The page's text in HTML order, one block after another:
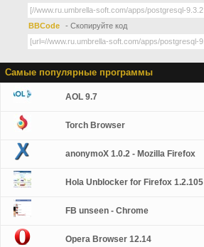
BBCode - Скопируйте код
Самые популярные программы
AOL 9.7
Torch Browser
anonymoX 1.0.2 - Mozilla Firefox
Hola Unblocker for Firefox 1.2.105
FB unseen - Chrome
Opera Browser 12.14